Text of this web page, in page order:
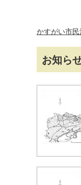
かすがい市民
お知ら